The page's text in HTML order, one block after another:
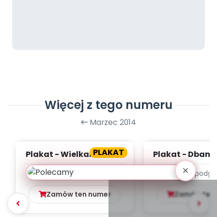
Więcej z tego numeru
Marzec 2014
PLAKAT
Plakat - Wielkanoc tuż-
tuż!
Brak podglądu
Zamów ten numer
Plakat -
Brak
Zamów ten